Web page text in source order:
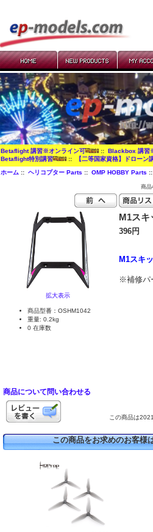
Betaflight 講習※オンライン可 ::Blackbox 講習
Betaflight特別講習
:: 【二等国家資格】ドローン
ホーム ::ヘリコプター Parts ::OMP HOBBY Parts
商品
拡大表示
M1スキ
396円
M1スキ
※補修パ
商品型番：OSHM1042
重量: 0.2kg
0 在庫数
商品について問い合わせる
この商品は
この商品をお求めのお客様